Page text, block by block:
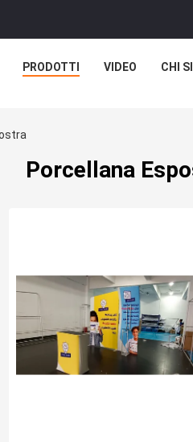
PRODOTTI VIDEO CHI
Porcellana